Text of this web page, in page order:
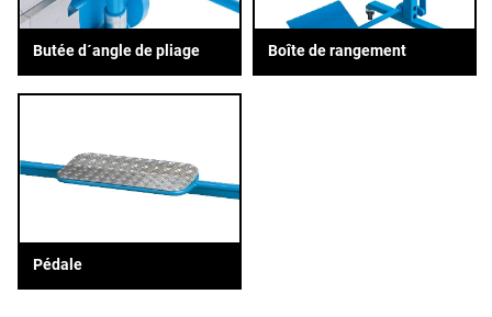
Butée d´angle de pliage Boîte de rangement
Pédale